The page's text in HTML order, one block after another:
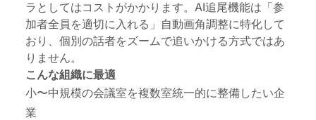
ラとしてはコストがかかります。AI追尾機能は「参
加者全員を適切に入れる」自動画角調整に特化して
おり、個別の話者をズームで追いかける方式ではあ
りません。
こんな組織に最適
小〜中規模の会議室を複数室統一的に整備したい企
業